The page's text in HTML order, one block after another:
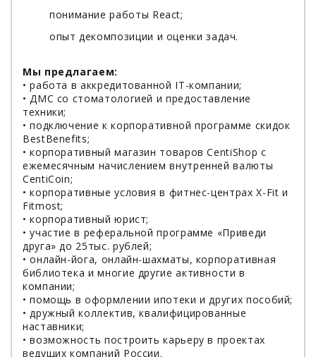
понимание работы React;
опыт декомпозиции и оценки задач.
Мы предлагаем:
• работа в аккредитованной IT-компании;
• ДМС со стоматологией и предоставление
техники;
• подключение к корпоративной программе скидок
BestBenefits;
• корпоративный магазин товаров CentiShop с
ежемесячным начислением внутренней валюты
CentiCoin;
• корпоративные условия в фитнес-центрах X-Fit и
Fitmost;
• корпоративный юрист;
• участие в реферальной программе «Приведи
друга» до 25тыс. рублей;
• онлайн-йога, онлайн-шахматы, корпоративная
библиотека и многие другие активности в
компании;
• помощь в оформлении ипотеки и других пособий;
• дружный коллектив, квалифицированные
наставники;
• возможность построить карьеру в проектах
ведущих компаний России.